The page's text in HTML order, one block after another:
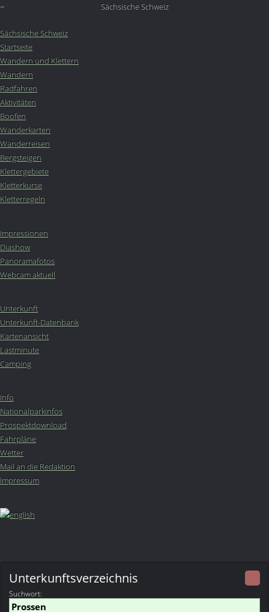
Sächsische Schweiz
=
Sächsische Schweiz
Startseite
Wandern und Klettern
Wandern
Radfahren
Aktivitäten
Boofen
Wanderkarten
Wanderreisen
Bergsteigen
Klettergebiete
Kletterkurse
Kletterregeln
Impressionen
Diashow
Panoramafotos
Webcam aktuell
Unterkunft
Unterkunft-Datenbank
Kartenansicht
Lastminute
Camping
Info
Nationalparkinfos
Prospektdownload
Fahrpläne
Wetter
Mail an die Redaktion
Impressum
Unterkunftsverzeichnis
Suchwort: